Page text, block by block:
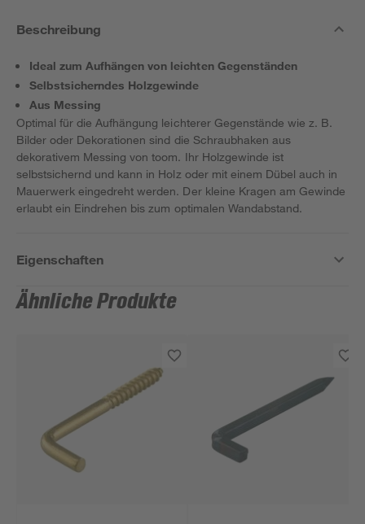
Beschreibung
Ideal zum Aufhängen von leichten Gegenständen
Selbstsicherndes Holzgewinde
Aus Messing
Optimal für die Aufhängung leichterer Gegenstände wie z. B.
Bilder oder Dekorationen sind die Schraubhaken aus
dekorativem Messing von toom. Ihr Holzgewinde ist
selbstsichernd und kann in Holz oder mit einem Dübel auch in
Mauerwerk eingedreht werden. Der kleine Kragen am Gewinde
erlaubt ein Eindrehen bis zum optimalen Wandabstand.
Eigenschaften
Ähnliche Produkte